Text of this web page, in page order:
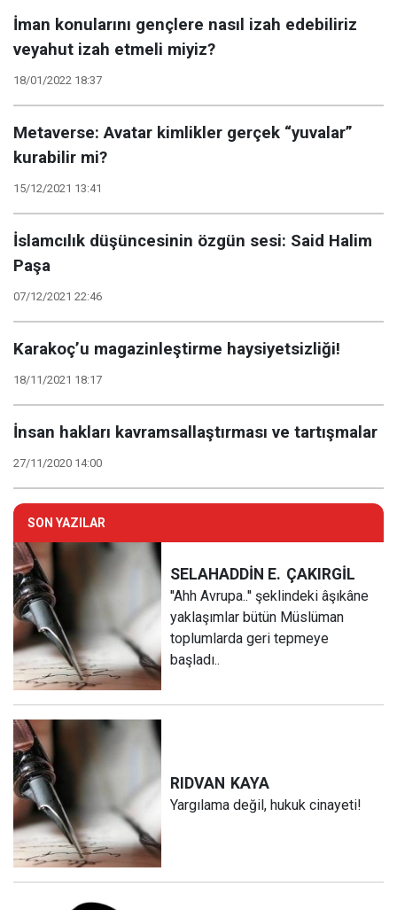
İman konularını gençlere nasıl izah edebiliriz
veyahut izah etmeli miyiz?
18/01/2022 18:37
Metaverse: Avatar kimlikler gerçek “yuvalar”
kurabilir mi?
15/12/2021 13:41
İslamcılık düşüncesinin özgün sesi: Said Halim
Paşa
07/12/2021 22:46
Karakoç’u magazinleştirme haysiyetsizliği!
18/11/2021 18:17
İnsan hakları kavramsallaştırması ve tartışmalar
27/11/2020 14:00
SON YAZILAR
SELAHADDİN E. ÇAKIRGİL
''Ahh Avrupa..'' şeklindeki âşıkâne
yaklaşımlar bütün Müslüman
toplumlarda geri tepmeye
başladı..
RIDVAN KAYA
Yargılama değil, hukuk cinayeti!